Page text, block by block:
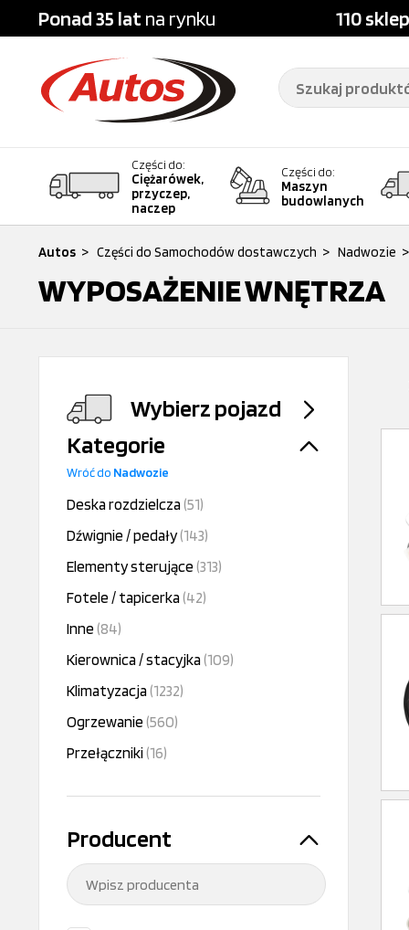
Ponad 35 lat na rynku 110
Części do:
Ciężarówek,
przyczep,
naczep
Części do:
Maszyn
budowlanych
Autos > Części do Samochodów dostawczych > Nadwozie >
WYPOSAŻENIE WNĘTRZA
Wybierz pojazd
Kategorie
Wróć do Nadwozie
Deska rozdzielcza(51)
Dźwignie / pedały(143)
Elementy sterujące (313)
Fotele / tapicerka(42)
Inne (84)
Kierownica / stacyjka(109)
Klimatyzacja(1232)
Ogrzewanie (560)
Przełączniki(16)
Producent